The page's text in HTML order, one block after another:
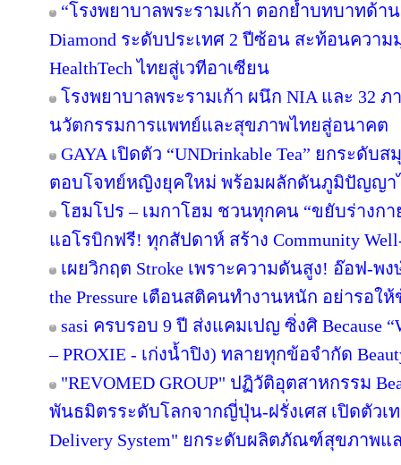
“โรงพยาบาลพระรามเก้า ตอกย้ำบทบาทด้า
Diamond ระดับประเทศ 2 ปีซ้อน สะท้อนควา
HealthTech ไทยสู่เวทีอาเซียน
โรงพยาบาลพระรามเก้า ผนึก NIA และ 32
นวัตกรรมการแพทย์และสุขภาพไทยสู่อนาคต
GAYA เปิดตัว “UNDrinkable Tea” ยกระดับส
ตอบโจทย์หญิงยุคใหม่ พร้อมผลักดันภูมิปัญญาไ
โฮมโปร – เมกาโฮม ชวนทุกคน “ขยับร่างกา
แอโรบิกฟรี! ทุกสัปดาห์ สร้าง Community
เผยวิกฤต Stroke เพราะความดันสูง! อ๊อฟ-
the Pressure เตือนสติคนทำงานหนัก อย่ารอใ
sasi ครบรอบ 9 ปี ส่งแคมเปญ ซิ่งศิ Because
– PROXIE - เก่งน้ำปิง) ทลายทุกข้อจำกัด
"REVOMED GROUP" ปฏิวัติอุตสาหกรรม
พันธมิตรระดับโลกจากญี่ปุ่น-ฝรั่งเศส เปิดตัวเ
Delivery System" ยกระดับผลิตภัณฑ์สุขภาพแ